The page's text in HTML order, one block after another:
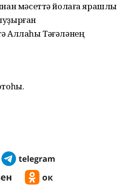
мәсеттә йолаға ярашлы
Аллаһы Тәғәләнең